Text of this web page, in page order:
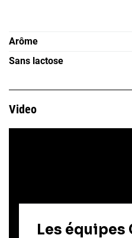
Arôme
Sans lactose
Video